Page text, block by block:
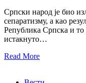
Српски народ је био
сепаратизму, а као
Република Српска и
истакнуто…
Read More